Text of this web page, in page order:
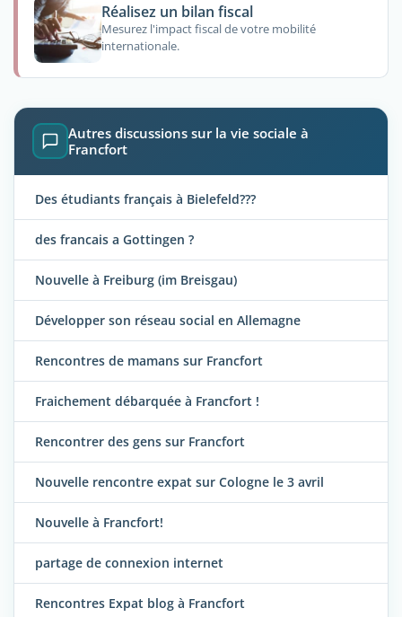
Réalisez un bilan fiscal
Mesurez l'impact fiscal de votre mobilité
internationale.
Autres discussions sur la vie sociale à
Francfort
Des étudiants français à Bielefeld???
des francais a Gottingen ?
Nouvelle à Freiburg (im Breisgau)
Développer son réseau social en Allemagne
Rencontres de mamans sur Francfort
Fraichement débarquée à Francfort !
Rencontrer des gens sur Francfort
Nouvelle rencontre expat sur Cologne le 3 avril
Nouvelle à Francfort!
partage de connexion internet
Rencontres Expat blog à Francfort